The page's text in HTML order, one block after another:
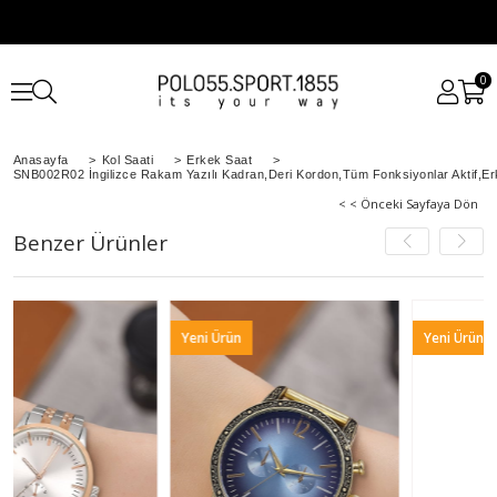
0
Anasayfa > Kol Saati > Erkek Saat
>
SNB002R02 İngilizce Rakam Yazılı Kadran,Deri Kordon,Tüm Fonksiyonlar
< < Önceki Sayfaya Dön
Benzer Ürünler